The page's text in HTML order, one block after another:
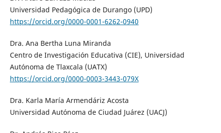
Universidad Pedagógica de Durango (UPD)
https://orcid.org/0000-0001-6262-0940
Dra. Ana Bertha Luna Miranda
Centro de Investigación Educativa (CIE), Universidad
Autónoma de Tlaxcala (UATX)
https://orcid.org/0000-0003-3443-079X
Dra. Karla María Armendáriz Acosta
Universidad Autónoma de Ciudad Juárez (UACJ)